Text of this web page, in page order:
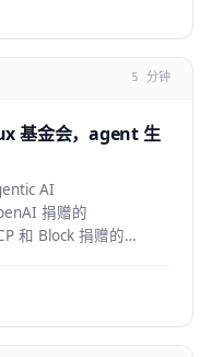
5 分钟
基金会，agent 生
AI
捐赠的
和 Block 捐赠的